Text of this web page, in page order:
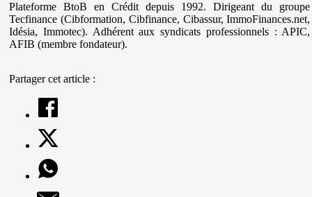
Plateforme BtoB en Crédit depuis 1992. Dirigeant du groupe
Tecfinance (Cibformation, Cibfinance, Cibassur, ImmoFinances.net,
Idésia, Immotec). Adhérent aux syndicats professionnels : APIC,
AFIB (membre fondateur).
Partager cet article :